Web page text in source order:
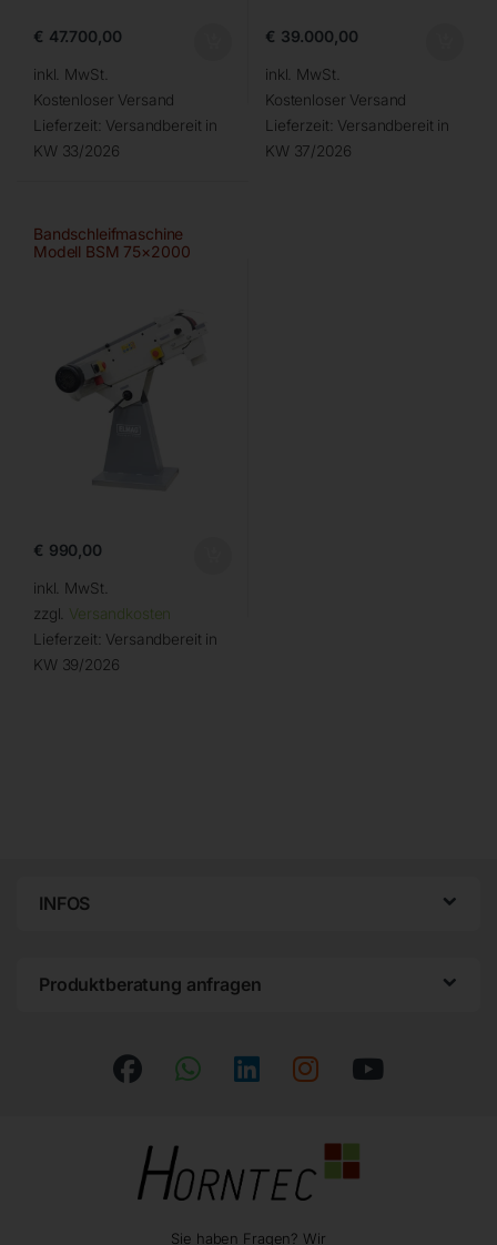
€ 47.700,00
inkl. MwSt.
Kostenloser Versand
Lieferzeit: Versandbereit in
KW 33/2026
€ 39.000,00
inkl. MwSt.
Kostenloser Versand
Lieferzeit: Versandbereit in
KW 37/2026
Bandschleifmaschine
Modell BSM 75×2000
€ 990,00
inkl. MwSt.
zzgl. Versandkosten
Lieferzeit: Versandbereit in
KW 39/2026
INFOS
Produktberatung anfragen
Sie haben Fragen? Wir